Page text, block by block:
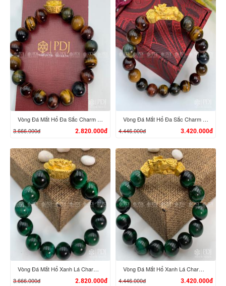
XEM CHI TIẾT XEM CHI TIẾT
XEM CHI TIẾT
Vòng Đá Mắt Hổ Đa Sắc Charm Tỳ Hưu Cưỡi Đĩnh Vàng 24K
3.666.000đ
2.820.000đ
XEM CHI TIẾT
Vòng Đá Mắt Hổ Đa Sắc Charm Tỳ Hưu Cưỡi Gậy Như Ý Vàng 24K
4.446.000đ
3.420.000đ
Vòng Đá Mắt Hổ Xanh Lá Charm Tỳ Hưu Cưỡi Đĩnh Vàng 24K
3.666.000đ
2.820.000đ
Vòng Đá Mắt Hổ Xanh Lá Charm Tỳ Hưu Cưỡi Gậy Như Ý Vàng 24K
4.446.000đ
3.420.000đ